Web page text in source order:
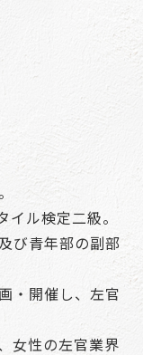
ル検定二級。
び青年部の副部
・開催し、左官
女性の左官業界